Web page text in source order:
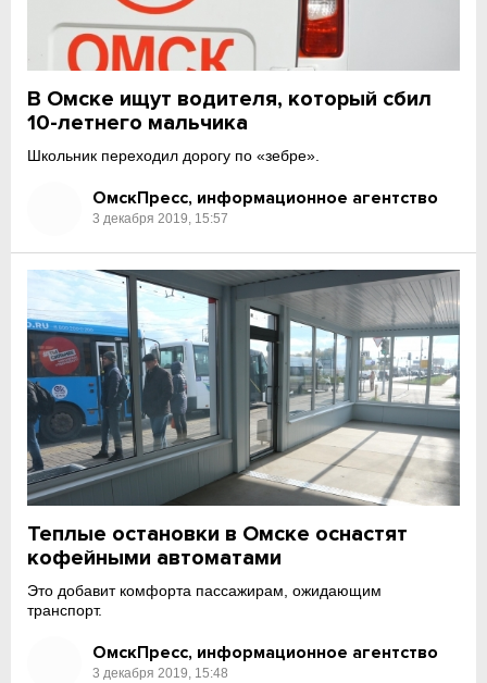
В Омске ищут водителя, который сбил
10-летнего мальчика
Школьник переходил дорогу по «зебре».
ОмскПресс, информационное агентство
3 декабря 2019, 15:57
Теплые остановки в Омске оснастят
кофейными автоматами
Это добавит комфорта пассажирам, ожидающим
транспорт.
ОмскПресс, информационное агентство
3 декабря 2019, 15:48